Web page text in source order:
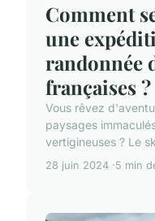
Comment
une
randonnée
françaises ?
Vous rêvez
paysages
vertigineuses ? Le
28 juin 2024 5 min